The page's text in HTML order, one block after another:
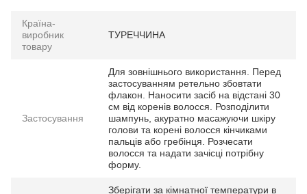
Країна-
виробник
товару
ТУРЕЧЧИНА
Застосування
Для зовнішнього використання. Перед
застосуванням ретельно збовтати
флакон. Наносити засіб на відстані 30
см від коренів волосся. Розподілити
шампунь, акуратно масажуючи шкіру
голови та корені волосся кінчиками
пальців або гребінця. Розчесати
волосся та надати зачісці потрібну
форму.
Зберігати за кімнатної температури в